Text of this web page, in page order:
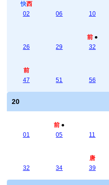
快西
02
06 10
26 29
前 ●
32
前
47
51 56
20
01
前 ●
05
11
32 34
唐
39